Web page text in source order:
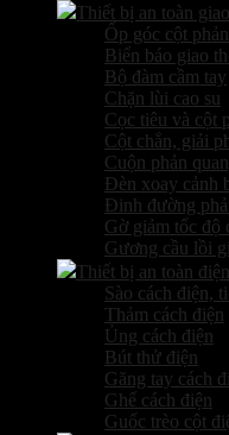
Thiết bị an toàn
Ốp góc cột
Biển báo giao
Bộ đàm cầm tay
Chặn lùi cao su
Cọc tiêu và cột
Cột chắn, giải
Cuộn phản
Đèn xoay cảnh
Đinh đường
Gờ giảm tốc độ
Gương cầu lồi
Thiết bị an toàn điện
Sào cách điện,
Thảm cách điện
Ủng cách điện
Bút thử điện
Găng tay cách
Ghế cách điện
Guốc trèo cột